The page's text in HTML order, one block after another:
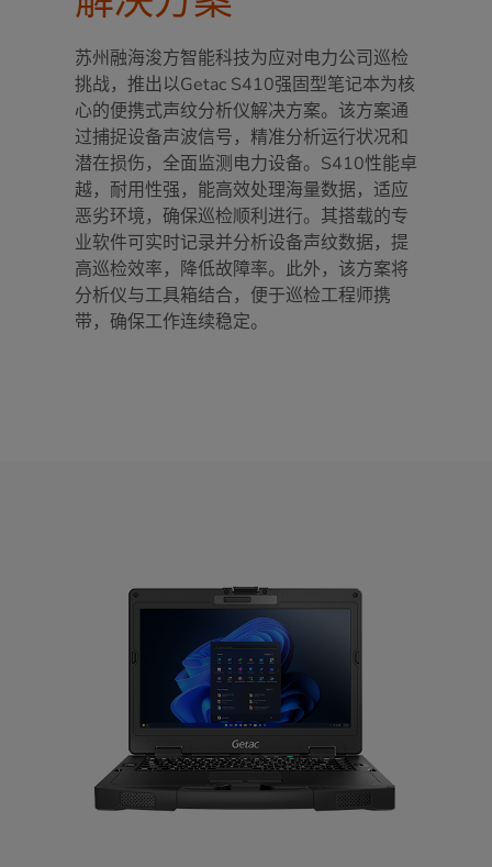
苏州融海浚方智能科技为应对电力公司巡检
挑战，推出以Getac S410强固型笔记本为核
心的便携式声纹分析仪解决方案。该方案通
过捕捉设备声波信号，精准分析运行状况和
潜在损伤，全面监测电力设备。S410性能卓
越，耐用性强，能高效处理海量数据，适应
恶劣环境，确保巡检顺利进行。其搭载的专
业软件可实时记录并分析设备声纹数据，提
高巡检效率，降低故障率。此外，该方案将
分析仪与工具箱结合，便于巡检工程师携
带，确保工作连续稳定。